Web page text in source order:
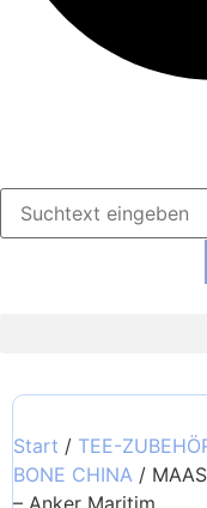
Start / TEE-
BONE CHINA /
– Anker Maritim